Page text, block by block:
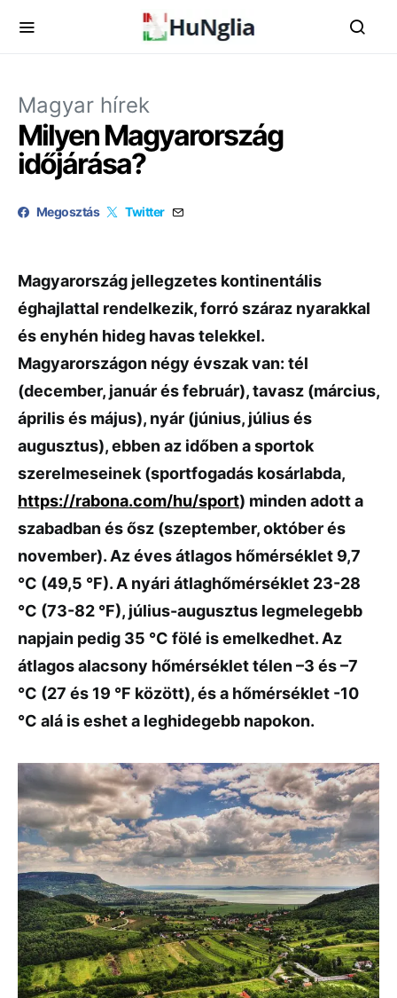
Magyar hírek
Milyen Magyarország
időjárása?
Megosztás Twitter
Magyarország jellegzetes kontinentális
éghajlattal rendelkezik, forró száraz nyarakkal
és enyhén hideg havas telekkel.
Magyarországon négy évszak van: tél
(december, január és február), tavasz (március,
április és május), nyár (június, július és
augusztus), ebben az időben a sportok
szerelmeseinek (sportfogadás kosárlabda,
https://rabona.com/hu/sport) minden adott a
szabadban és ősz (szeptember, október és
november). Az éves átlagos hőmérséklet 9,7
°C (49,5 °F). A nyári átlaghőmérséklet 23-28
°C (73-82 °F), július-augusztus legmelegebb
napjain pedig 35 °C fölé is emelkedhet. Az
átlagos alacsony hőmérséklet télen –3 és –7
°C (27 és 19 °F között), és a hőmérséklet -10
°C alá is eshet a leghidegebb napokon.